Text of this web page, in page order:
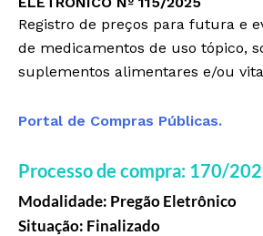
Registro de preços para futura e
de medicamentos de uso tópico,
suplementos alimentares e/ou
Portal de Compras Públicas.
Processo de compra: 170/
Modalidade: Pregão Eletrônico
Situação: Finalizado